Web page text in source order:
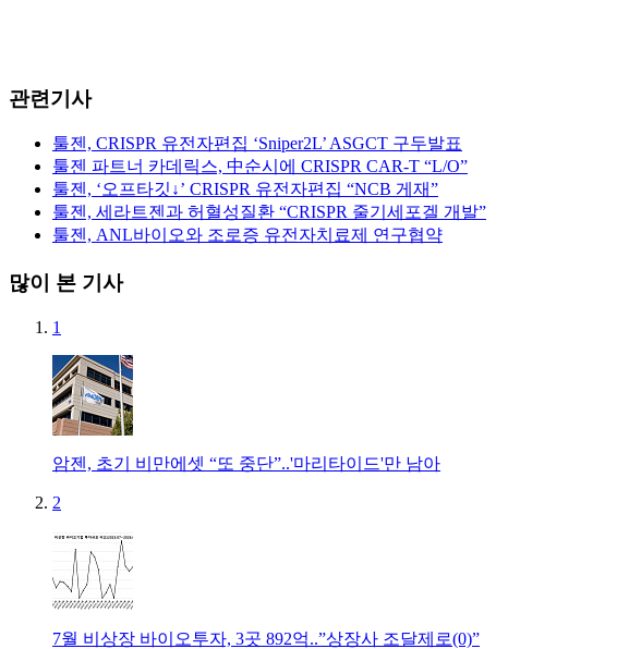
관련기사
툴젠, CRISPR 유전자편집 ‘Sniper2L’ ASGCT 구두발표
툴젠 파트너 카데릭스, 中순시에 CRISPR CAR-T “L/O”
툴젠, ‘오프타깃↓’ CRISPR 유전자편집 “NCB 게재”
툴젠, 세라트젠과 허혈성질환 “CRISPR 줄기세포겔 개발”
툴젠, ANL바이오와 조로증 유전자치료제 연구협약
많이 본 기사
1
암젠, 초기 비만에셋 “또 중단”..'마리타이드'만 남아
2
7월 비상장 바이오투자, 3곳 892억..”상장사 조달제로(0)”